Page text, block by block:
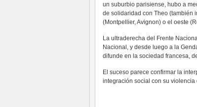
un suburbio parisiense, hubo a
de solidaridad con Theo (también
(Montpellier, Avignon) o el oeste
La ultraderecha del Frente
Nacional, y desde luego a la
difunde en la sociedad francesa,
El suceso parece confirmar la
integración social con su